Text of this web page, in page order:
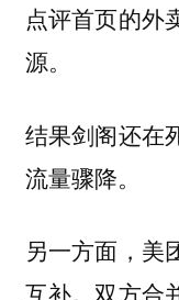
点评首页的外
源。
结果剑阁还在
流量骤降。
另一方面，美
互补。双方合